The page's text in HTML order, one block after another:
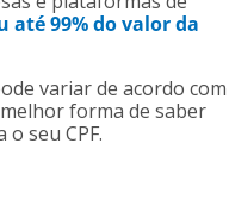
até 99% do valor da
variar de acordo com
forma de saber
seu CPF.